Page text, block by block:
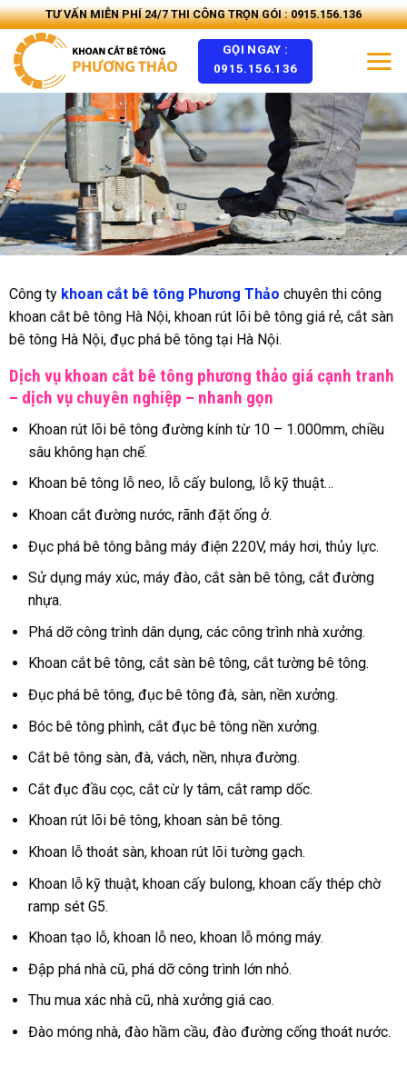
Skip
to
content
TƯ VẤN MIỄN PHÍ 24/7 THI CÔNG TRỌN GÓI : 0915.156.136
GỌI NGAY :
0915.156.136
Công ty khoan cắt bê tông Phương Thảo chuyên thi công
khoan cắt bê tông Hà Nội, khoan rút lõi bê tông giá rẻ, cắt sàn
bê tông Hà Nội, đục phá bê tông tại Hà Nội.
Dịch vụ khoan cắt bê tông phương thảo giá cạnh tranh
– dịch vụ chuyên nghiệp – nhanh gọn
Khoan rút lõi bê tông đường kính từ 10 – 1.000mm, chiều
sâu không hạn chế.
Khoan bê tông lỗ neo, lỗ cấy bulong, lỗ kỹ thuật…
Khoan cắt đường nước, rãnh đặt ống ở.
Đục phá bê tông bằng máy điện 220V, máy hơi, thủy lực.
Sử dụng máy xúc, máy đào, cắt sàn bê tông, cắt đường
nhựa.
Phá dỡ công trình dân dụng, các công trình nhà xưởng.
Khoan cắt bê tông, cắt sàn bê tông, cắt tường bê tông.
Đục phá bê tông, đục bê tông đà, sàn, nền xưởng.
Bóc bê tông phình, cắt đục bê tông nền xưởng.
Cắt bê tông sàn, đà, vách, nền, nhựa đường.
Cắt đục đầu cọc, cắt cừ ly tâm, cắt ramp dốc.
Khoan rút lõi bê tông, khoan sàn bê tông.
Khoan lỗ thoát sàn, khoan rút lõi tường gạch.
Khoan lỗ kỹ thuật, khoan cấy bulong, khoan cấy thép chờ
ramp sét G5.
Khoan tạo lỗ, khoan lỗ neo, khoan lỗ móng máy.
Đập phá nhà cũ, phá dỡ công trình lớn nhỏ.
Thu mua xác nhà cũ, nhà xưởng giá cao.
Đào móng nhà, đào hầm cầu, đào đường cống thoát nước.